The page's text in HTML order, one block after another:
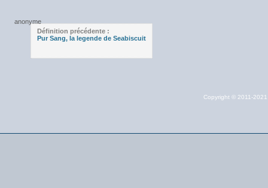
Définition précédente :
Pur Sang, la legende de Seabiscuit
Copyright © 2011-